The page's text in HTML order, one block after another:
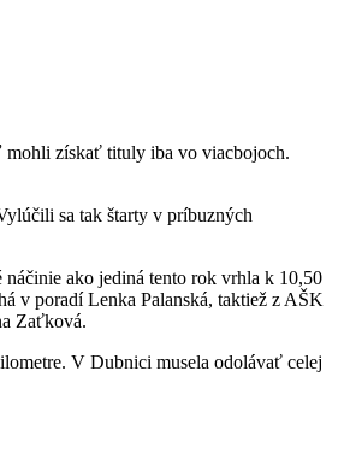
mohli získať tituly iba vo viacbojoch.
sa tak štarty v príbuzných
ako jediná tento rok vrhla k 10,50
v poradí Lenka Palanská, taktiež z AŠK
Zaťková.
V Dubnici musela odolávať celej